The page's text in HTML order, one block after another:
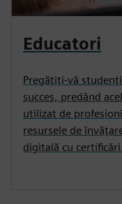
Educatori
Pregătiți-vă
succes, predând
utilizat de
resursele de
digitală cu certificări.